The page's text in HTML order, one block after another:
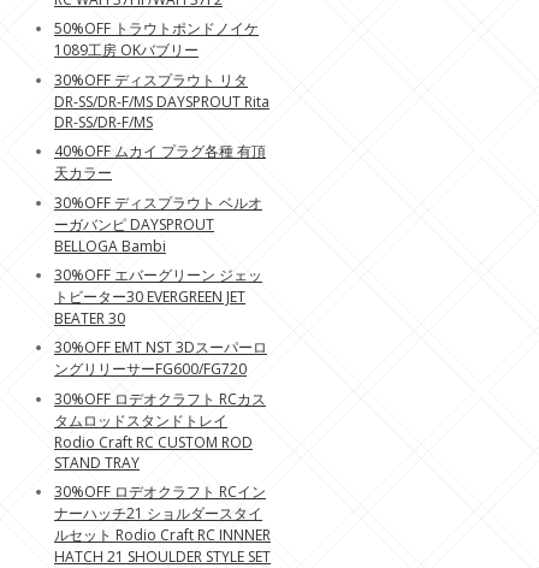
50%OFF トラウトポンドノイケ
1089工房 OKバブリー
30%OFF ディスプラウト リタ
DR-SS/DR-F/MS DAYSPROUT Rita
DR-SS/DR-F/MS
40%OFF ムカイ プラグ各種 有頂
天カラー
30%OFF ディスプラウト ベルオ
ーガバンピ DAYSPROUT
BELLOGA Bambi
30%OFF エバーグリーン ジェッ
トビーター30 EVERGREEN JET
BEATER 30
30%OFF EMT NST 3Dスーパーロ
ングリリーサーFG600/FG720
30%OFF ロデオクラフト RCカス
タムロッドスタンドトレイ
Rodio Craft RC CUSTOM ROD
STAND TRAY
30%OFF ロデオクラフト RCイン
ナーハッチ21 ショルダースタイ
ルセット Rodio Craft RC INNNER
HATCH 21 SHOULDER STYLE SET